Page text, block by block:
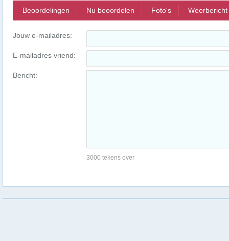
Beoordelingen Nu beoordelen Foto's Weerbericht
Jouw e-mailadres:
E-mailadres vriend:
Bericht:
3000 tekens over